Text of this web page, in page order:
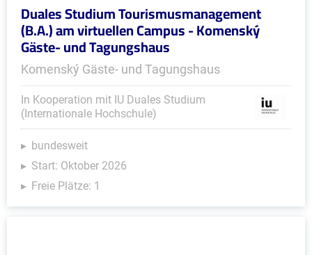
Duales Studium Tourismusmanagement
(B.A.) am virtuellen Campus - Komenský
Gäste- und Tagungshaus
Komenský Gäste- und Tagungshaus
In Kooperation mit IU Duales Studium
(Internationale Hochschule)
bundesweit
Start: Oktober 2026
Freie Plätze: 1